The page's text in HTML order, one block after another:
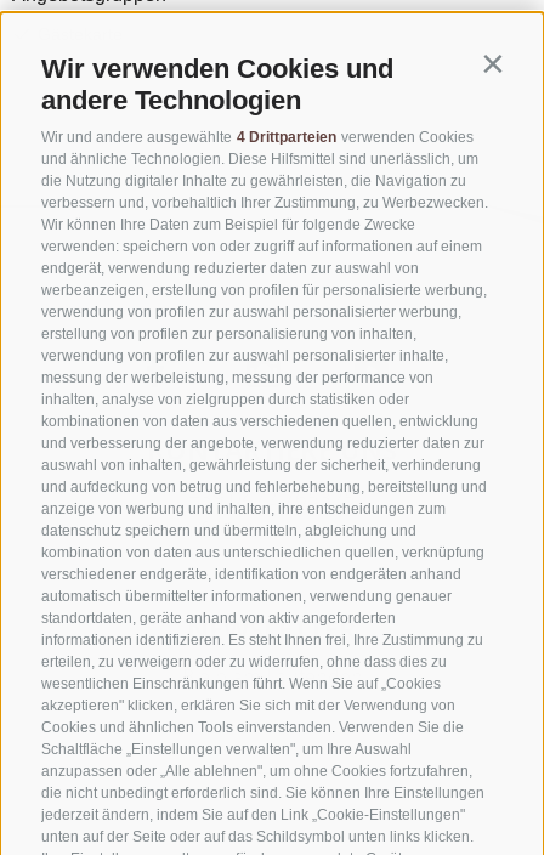
Wir verwenden Cookies und
andere Technologien
Wir und andere ausgewählte 4 Drittparteien verwenden Cookies
und ähnliche Technologien. Diese Hilfsmittel sind unerlässlich, um
die Nutzung digitaler Inhalte zu gewährleisten, die Navigation zu
verbessern und, vorbehaltlich Ihrer Zustimmung, zu Werbezwecken.
Wir können Ihre Daten zum Beispiel für folgende Zwecke
verwenden: speichern von oder zugriff auf informationen auf einem
endgerät, verwendung reduzierter daten zur auswahl von
werbeanzeigen, erstellung von profilen für personalisierte werbung,
verwendung von profilen zur auswahl personalisierter werbung,
erstellung von profilen zur personalisierung von inhalten,
verwendung von profilen zur auswahl personalisierter inhalte,
messung der werbeleistung, messung der performance von
inhalten, analyse von zielgruppen durch statistiken oder
kombinationen von daten aus verschiedenen quellen, entwicklung
und verbesserung der angebote, verwendung reduzierter daten zur
auswahl von inhalten, gewährleistung der sicherheit, verhinderung
und aufdeckung von betrug und fehlerbehebung, bereitstellung und
anzeige von werbung und inhalten, ihre entscheidungen zum
datenschutz speichern und übermitteln, abgleichung und
kombination von daten aus unterschiedlichen quellen, verknüpfung
verschiedener endgeräte, identifikation von endgeräten anhand
automatisch übermittelter informationen, verwendung genauer
standortdaten, geräte anhand von aktiv angeforderten
informationen identifizieren. Es steht Ihnen frei, Ihre Zustimmung zu
erteilen, zu verweigern oder zu widerrufen, ohne dass dies zu
wesentlichen Einschränkungen führt. Wenn Sie auf „Cookies
akzeptieren" klicken, erklären Sie sich mit der Verwendung von
Cookies und ähnlichen Tools einverstanden. Verwenden Sie die
Schaltfläche „Einstellungen verwalten", um Ihre Auswahl
anzupassen oder „Alle ablehnen", um ohne Cookies fortzufahren,
die nicht unbedingt erforderlich sind. Sie können Ihre Einstellungen
jederzeit ändern, indem Sie auf den Link „Cookie-Einstellungen"
unten auf der Seite oder auf das Schildsymbol unten links klicken.
KONTAKTIERE UNS
+39 0472 765325
info@sterzing.com
NEWSLETTER
Bleib am Laufenden